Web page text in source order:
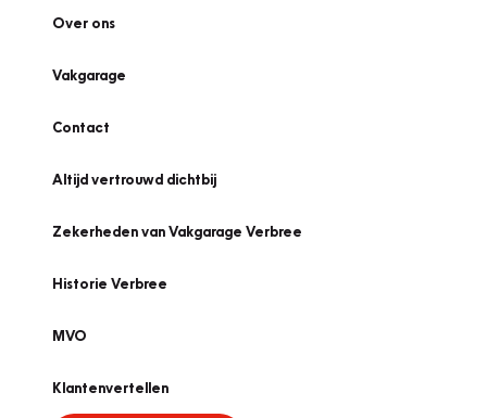
Over ons
Vakgarage
Contact
Altijd vertrouwd dichtbij
Zekerheden van Vakgarage Verbree
Historie Verbree
MVO
Klantenvertellen